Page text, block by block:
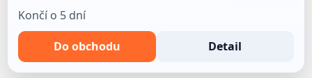
Končí o 5 dní
Do obchodu Detail